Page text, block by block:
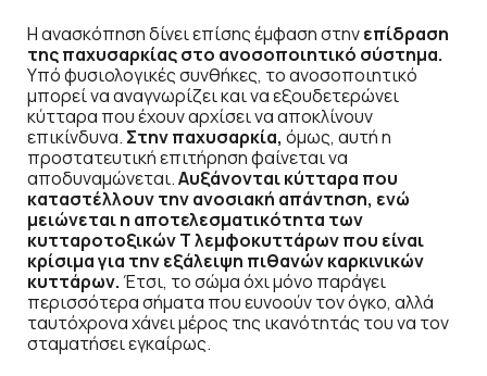
Η ανασκόπηση δίνει επίσης έμφαση στηνεπίδραση
της παχυσαρκίας στο ανοσοποιητικό σύστημα.
Υπό φυσιολογικές συνθήκες, το ανοσοποιητικό
μπορεί να αναγνωρίζει και να εξουδετερώνει
κύτταρα που έχουν αρχίσει να αποκλίνουν
επικίνδυνα. Στην παχυσαρκία, όμως, αυτή η
προστατευτική επιτήρηση φαίνεται να
αποδυναμώνεται.Αυξάνονται κύτταρα που
καταστέλλουν την ανοσιακή απάντηση, ενώ
μειώνεται η αποτελεσματικότητα των
κυτταροτοξικών Τ λεμφοκυττάρων που είναι
κρίσιμα για την εξάλειψη πιθανών καρκινικών
κυττάρων. Έτσι, το σώμα όχι μόνο παράγει
περισσότερα σήματα που ευνοούν τον όγκο, αλλά
ταυτόχρονα χάνει μέρος της ικανότητάς του να τον
σταματήσει εγκαίρως.